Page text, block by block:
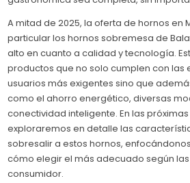
A mitad de 2025, la oferta de hornos en
particular los hornos sobremesa de
alto en cuanto a calidad y tecnología.
productos que no solo cumplen con las
usuarios más exigentes sino que
como el ahorro energético, diversas
conectividad inteligente. En las
exploraremos en detalle las
sobresalir a estos hornos,
cómo elegir el más adecuado según
consumidor.